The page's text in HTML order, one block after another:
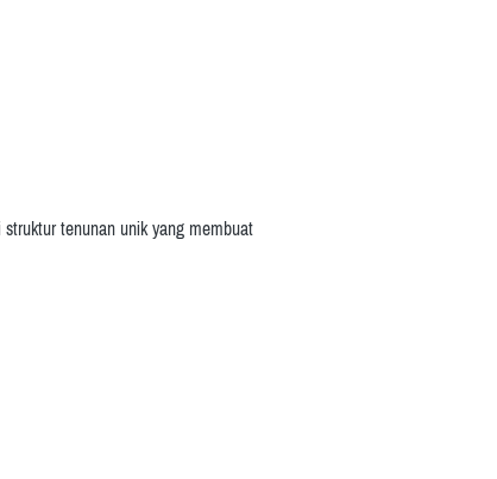
tenunan unik yang membuat